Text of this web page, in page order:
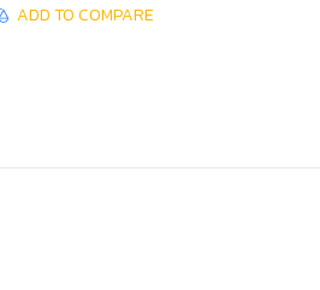
ADD TO COMPARE